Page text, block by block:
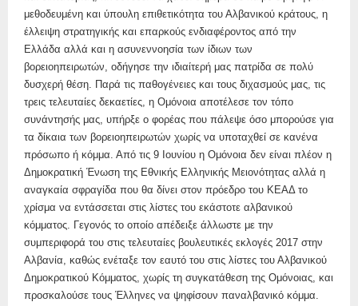
μεθοδευμένη και ύπουλη επιθετικότητα του Αλβανικού κράτους, η
έλλειψη στρατηγικής και επαρκούς ενδιαφέροντος από την
Ελλάδα αλλά και η ασυνεννοησία των ίδιων των
βορειοηπειρωτών, οδήγησε την ιδιαίτερή μας πατρίδα σε πολύ
δυσχερή θέση. Παρά τις παθογένειες και τους διχασμούς μας, τις
τρεις τελευταίες δεκαετίες, η Ομόνοια αποτέλεσε τον τόπο
συνάντησής μας, υπήρξε ο φορέας που πάλεψε όσο μπορούσε για
τα δίκαια των βορειοηπειρωτών χωρίς να υποταχθεί σε κανένα
πρόσωπο ή κόμμα. Από τις 9 Ιουνίου η Ομόνοια δεν είναι πλέον η
Δημοκρατική Ένωση της Εθνικής Ελληνικής Μειονότητας αλλά η
αναγκαία σφραγίδα που θα δίνει στον πρόεδρο του ΚΕΑΔ το
χρίσμα να εντάσσεται στις λίστες του εκάστοτε αλβανικού
κόμματος. Γεγονός το οποίο απέδειξε άλλωστε με την
συμπεριφορά του στις τελευταίες βουλευτικές εκλογές 2017 στην
Αλβανία, καθώς ενέταξε τον εαυτό του στις λίστες του Αλβανικού
Δημοκρατικού Κόμματος, χωρίς τη συγκατάθεση της Ομόνοιας, και
προσκαλούσε τους Έλληνες να ψηφίσουν παναλβανικό κόμμα.